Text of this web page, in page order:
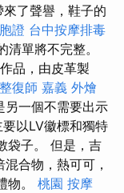
了聲譽，鞋子的
證 台中按摩排毒
單將不完整。
品，由皮革製
整復師 嘉義 外燴
一個不需要出示
以LV徽標和獨特
袋子。 但是，吉
合物，熱可可，
物。 桃園 按摩